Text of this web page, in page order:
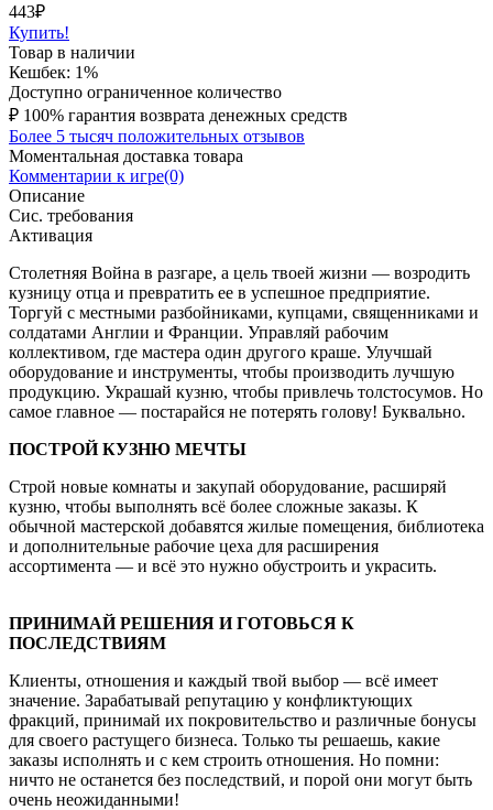
443₽
Купить!
Товар в наличии
Кешбек: 1%
Доступно ограниченное количество
₽ 100% гарантия возврата денежных средств
Более 5 тысяч положительных отзывов
Моментальная доставка товара
Комментарии к игре(0)
Описание
Сис. требования
Активация
Столетняя Война в разгаре, а цель твоей жизни — возродить
кузницу отца и превратить ее в успешное предприятие.
Торгуй с местными разбойниками, купцами, священниками и
солдатами Англии и Франции. Управляй рабочим
коллективом, где мастера один другого краше. Улучшай
оборудование и инструменты, чтобы производить лучшую
продукцию. Украшай кузню, чтобы привлечь толстосумов. Но
самое главное — постарайся не потерять голову! Буквально.
ПОСТРОЙ КУЗНЮ МЕЧТЫ
Строй новые комнаты и закупай оборудование, расширяй
кузню, чтобы выполнять всё более сложные заказы. К
обычной мастерской добавятся жилые помещения, библиотека
и дополнительные рабочие цеха для расширения
ассортимента — и всё это нужно обустроить и украсить.
ПРИНИМАЙ РЕШЕНИЯ И ГОТОВЬСЯ К
ПОСЛЕДСТВИЯМ
Клиенты, отношения и каждый твой выбор — всё имеет
значение. Зарабатывай репутацию у конфликтующих
фракций, принимай их покровительство и различные бонусы
для своего растущего бизнеса. Только ты решаешь, какие
заказы исполнять и с кем строить отношения. Но помни:
ничто не останется без последствий, и порой они могут быть
очень неожиданными!